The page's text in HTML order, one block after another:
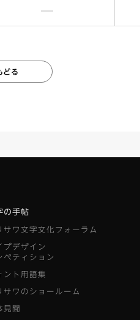
どる
の手帖
サワ文字文化フォーラム
プデザイン
ペティション
ント用語集
サワのショールーム
見聞